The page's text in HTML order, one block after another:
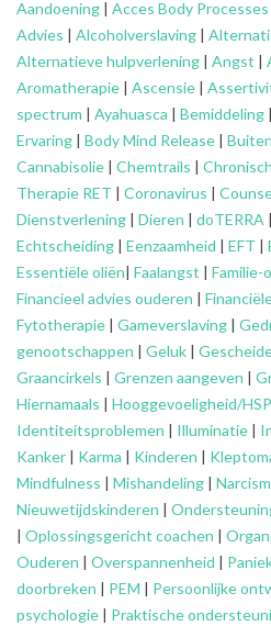
Aandoening | Acces Body Processes
Advies | Alcoholverslaving |
Alternatieve hulpverlening | Angst |
Aromatherapie | Ascensie |
spectrum | Ayahuasca | Bemiddeling |
Ervaring | Body Mind Release |
Cannabisolie | Chemtrails |
Therapie RET | Coronavirus |
Dienstverlening | Dieren | doTERRA |
Echtscheiding | Eenzaamheid | EFT |
Essentiële oliën| Faalangst | Familie-
Financieel advies ouderen |
Fytotherapie | Gameverslaving |
genootschappen | Geluk |
Graancirkels | Grenzen aangeven |
Hiernamaals | Hooggevoeligheid/HSP
Identiteitsproblemen | Illuminatie |
Kanker | Karma | Kinderen |
Mindfulness | Mishandeling |
Nieuwetijdskinderen |
| Oplossingsgericht coachen |
Ouderen | Overspannenheid |
doorbreken | PEM | Persoonlijke
psychologie | Praktische